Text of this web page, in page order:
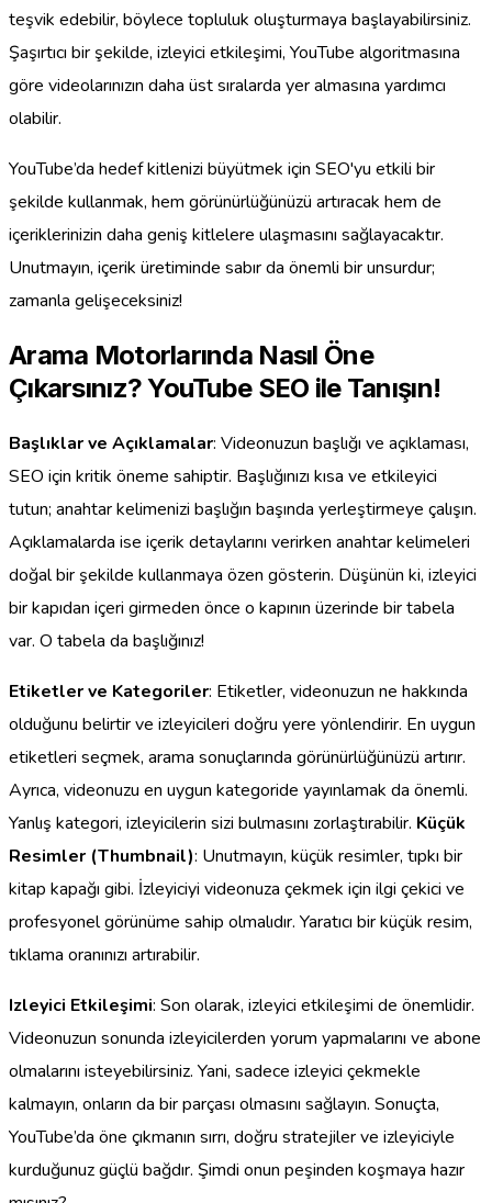
teşvik edebilir, böylece topluluk oluşturmaya başlayabilirsiniz.
Şaşırtıcı bir şekilde, izleyici etkileşimi, YouTube algoritmasına
göre videolarınızın daha üst sıralarda yer almasına yardımcı
olabilir.
YouTube’da hedef kitlenizi büyütmek için SEO'yu etkili bir
şekilde kullanmak, hem görünürlüğünüzü artıracak hem de
içeriklerinizin daha geniş kitlelere ulaşmasını sağlayacaktır.
Unutmayın, içerik üretiminde sabır da önemli bir unsurdur;
zamanla gelişeceksiniz!
Arama Motorlarında Nasıl Öne
Çıkarsınız? YouTube SEO ile Tanışın!
Başlıklar ve Açıklamalar: Videonuzun başlığı ve açıklaması,
SEO için kritik öneme sahiptir. Başlığınızı kısa ve etkileyici
tutun; anahtar kelimenizi başlığın başında yerleştirmeye çalışın.
Açıklamalarda ise içerik detaylarını verirken anahtar kelimeleri
doğal bir şekilde kullanmaya özen gösterin. Düşünün ki, izleyici
bir kapıdan içeri girmeden önce o kapının üzerinde bir tabela
var. O tabela da başlığınız!
Etiketler ve Kategoriler: Etiketler, videonuzun ne hakkında
olduğunu belirtir ve izleyicileri doğru yere yönlendirir. En uygun
etiketleri seçmek, arama sonuçlarında görünürlüğünüzü artırır.
Ayrıca, videonuzu en uygun kategoride yayınlamak da önemli.
Yanlış kategori, izleyicilerin sizi bulmasını zorlaştırabilir. Küçük
Resimler (Thumbnail): Unutmayın, küçük resimler, tıpkı bir
kitap kapağı gibi. İzleyiciyi videonuza çekmek için ilgi çekici ve
profesyonel görünüme sahip olmalıdır. Yaratıcı bir küçük resim,
tıklama oranınızı artırabilir.
Izleyici Etkileşimi: Son olarak, izleyici etkileşimi de önemlidir.
Videonuzun sonunda izleyicilerden yorum yapmalarını ve abone
olmalarını isteyebilirsiniz. Yani, sadece izleyici çekmekle
kalmayın, onların da bir parçası olmasını sağlayın. Sonuçta,
YouTube’da öne çıkmanın sırrı, doğru stratejiler ve izleyiciyle
kurduğunuz güçlü bağdır. Şimdi onun peşinden koşmaya hazır